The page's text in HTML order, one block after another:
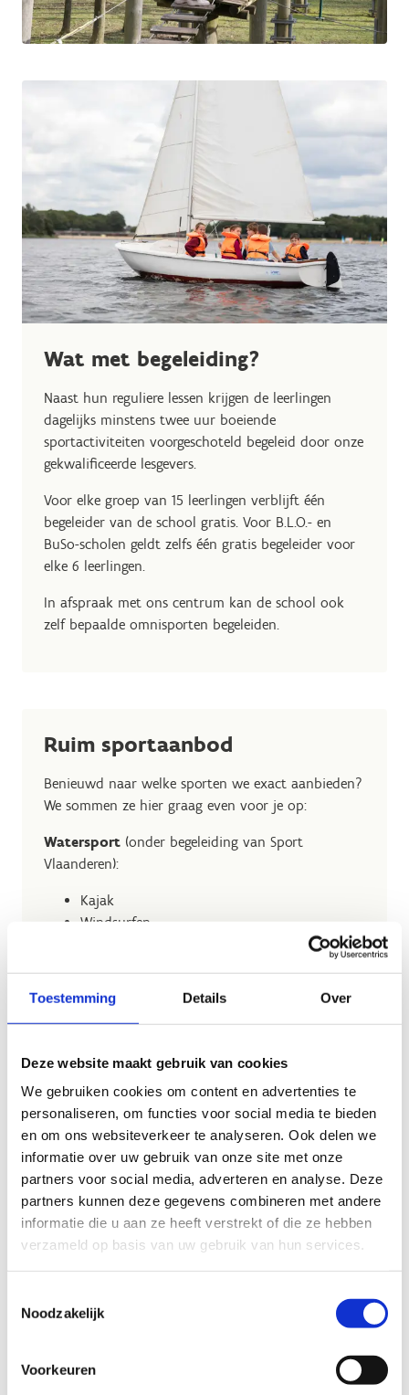
Toestemming Details Over
Deze website maakt gebruik van cookies
We gebruiken cookies om content en advertenties te
personaliseren, om functies voor social media te bieden
en om ons websiteverkeer te analyseren. Ook delen we
informatie over uw gebruik van onze site met onze
partners voor social media, adverteren en analyse. Deze
partners kunnen deze gegevens combineren met andere
informatie die u aan ze heeft verstrekt of die ze hebben
verzameld op basis van uw gebruik van hun services.
Noodzakelijk
Voorkeuren
Wat met begeleiding?
Naast hun reguliere lessen krijgen de leerlingen
dagelijks minstens twee uur boeiende
sportactiviteiten voorgeschoteld begeleid door onze
gekwalificeerde lesgevers.
Voor elke groep van 15 leerlingen verblijft één
begeleider van de school gratis. Voor B.L.O.- en
BuSo-scholen geldt zelfs één gratis begeleider voor
elke 6 leerlingen.
In afspraak met ons centrum kan de school ook
zelf bepaalde omnisporten begeleiden.
Ruim sportaanbod
Benieuwd naar welke sporten we exact aanbieden?
We sommen ze hier graag even voor je op:
Watersport (onder begeleiding van Sport
Vlaanderen):
Kajak
Windsurfen
Vlottenbouw
Avontuurlijke outdoorsporten(onder
Hoogtouwenparcours
Highlandgames
Archery Tag
Mountainbike
Muurklimmen
Boogschieten
Indoorsporten(onder eigen begeleiding):
Omnisport